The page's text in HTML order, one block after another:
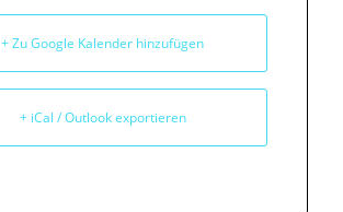
+ Zu Google Kalender hinzufügen
+ iCal / Outlook exportieren